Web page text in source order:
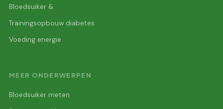
Bloedsuiker &
Trainingsopbouw diabetes
Voeding energie
MEER ONDERWERPEN
Bloedsuiker meten